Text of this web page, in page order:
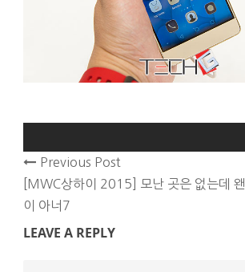
Previous Post
[MWC상하이 2015] 모난 곳은 없는데 왠
이 아너7
LEAVE A REPLY